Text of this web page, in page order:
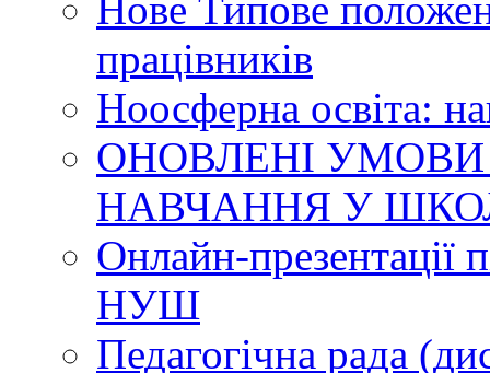
працівників
Ноосферна освіта:
ОНОВЛЕНІ
НАВЧАННЯ У
Онлайн-презентації
НУШ
Педагогічна рада